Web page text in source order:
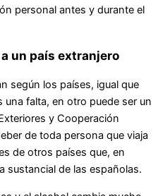
personal antes y durante el
un país extranjero
según los países, igual que
una falta, en otro puede ser un
y Cooperación
de toda persona que viaja
de otros países que, en
sustancial de las españolas.